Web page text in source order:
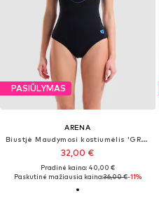
PASIŪLYMAS
ARENA
Biustjė Maudymosi kostiumėlis 'GRAPHIC'
32,00 €
Pradinė kaina: 40,00 €
Paskutinė mažiausia kaina:36,00 €-11%